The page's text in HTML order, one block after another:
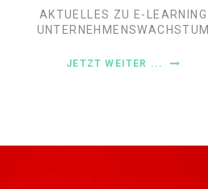
AKTUELLES ZU E-LEARNING
UNTERNEHMENSWACHSTUM
JETZT WEITER ...